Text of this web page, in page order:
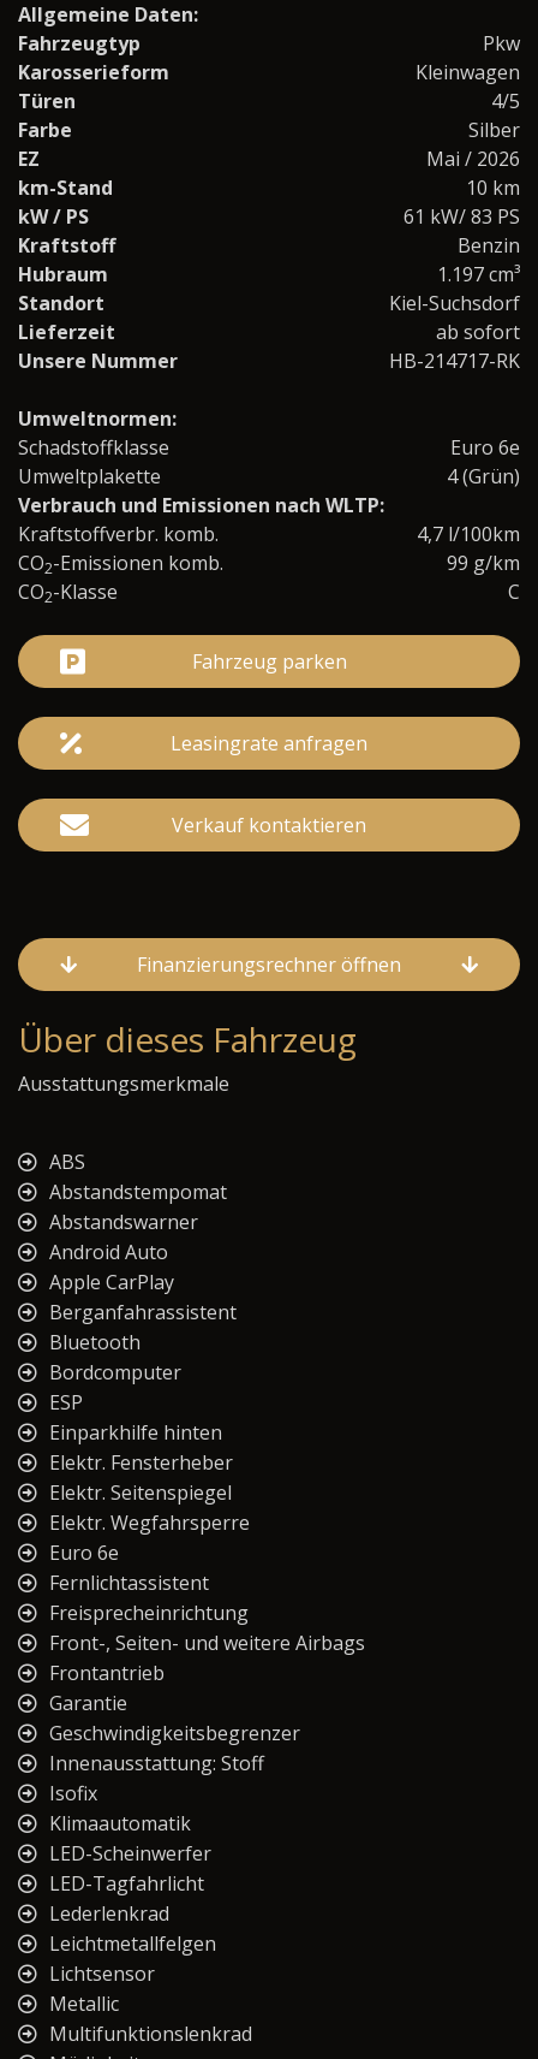
Allgemeine Daten:
Fahrzeugtyp
Pkw
Karosserieform
Kleinwagen
Türen
4/5
Farbe
Silber
EZ
Mai / 2026
km-Stand
10 km
kW / PS
61 kW/ 83 PS
Kraftstoff
Benzin
Hubraum
1.197 cm³
Standort
Kiel-Suchsdorf
Lieferzeit
ab sofort
Unsere Nummer
HB-214717-RK
Umweltnormen:
Schadstoffklasse
Euro 6e
Umweltplakette
4 (Grün)
Verbrauch und Emissionen nach WLTP:
Kraftstoffverbr. komb.
4,7 l/100km
CO2-Emissionen komb.
99 g/km
CO2-Klasse C
Fahrzeug parken
Leasingrate anfragen
Verkauf kontaktieren
Finanzierungsrechner öffnen
Über dieses Fahrzeug
Ausstattungsmerkmale
ABS
Abstandstempomat
Abstandswarner
Android Auto
Apple CarPlay
Berganfahrassistent
Bluetooth
Bordcomputer
ESP
Einparkhilfe hinten
Elektr. Fensterheber
Elektr. Seitenspiegel
Elektr. Wegfahrsperre
Euro 6e
Fernlichtassistent
Freisprecheinrichtung
Front-, Seiten- und weitere Airbags
Frontantrieb
Garantie
Geschwindigkeitsbegrenzer
Innenausstattung: Stoff
Isofix
Klimaautomatik
LED-Scheinwerfer
LED-Tagfahrlicht
Lederlenkrad
Leichtmetallfelgen
Lichtsensor
Metallic
Multifunktionslenkrad